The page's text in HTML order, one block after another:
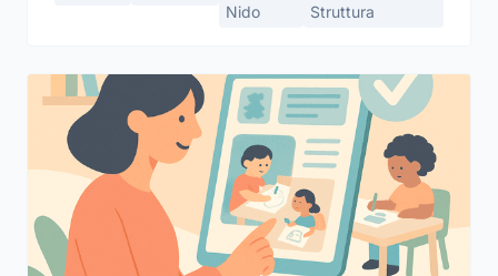
Nido
Struttura